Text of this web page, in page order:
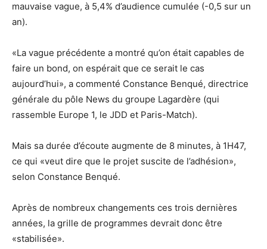
mauvaise vague, à 5,4% d’audience cumulée (-0,5 sur un
an).
«La vague précédente a montré qu’on était capables de
faire un bond, on espérait que ce serait le cas
aujourd’hui», a commenté Constance Benqué, directrice
générale du pôle News du groupe Lagardère (qui
rassemble Europe 1, le JDD et Paris-Match).
Mais sa durée d’écoute augmente de 8 minutes, à 1H47,
ce qui «veut dire que le projet suscite de l’adhésion»,
selon Constance Benqué.
Après de nombreux changements ces trois dernières
années, la grille de programmes devrait donc être
«stabilisée».